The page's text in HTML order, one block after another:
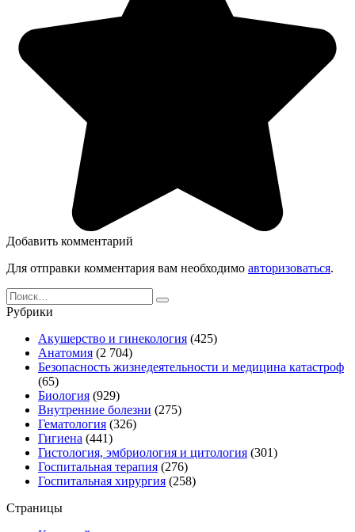
Добавить комментарий
Для отправки комментария вам необходимо авторизоваться.
Search
for:
Рубрики
Акушерство и гинекология (425)
Анатомия (2 704)
Безопасность жизнедеятельности и медицина катастроф
(65)
Биология (929)
Внутренние болезни (275)
Гематология (326)
Гигиена (441)
Гистология, эмбриология и цитология (301)
Госпитальная терапия (276)
Госпитальная хирургия (258)
Страницы